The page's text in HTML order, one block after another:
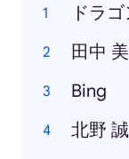
ドラ
田中
Bing
北野 誠